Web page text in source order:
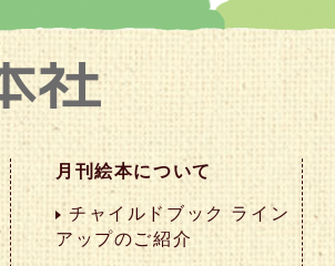
月刊絵本について
チャイルドブック ライン
アップのご紹介